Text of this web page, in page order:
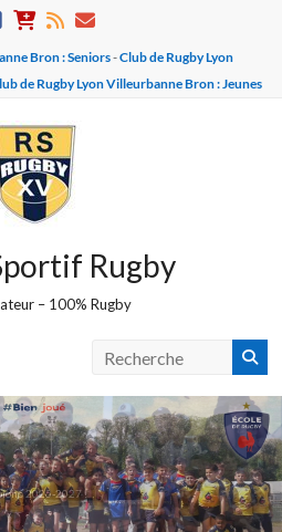
Bron : Seniors-Club de Rugby Lyon
de Rugby Lyon Villeurbanne Bron : Jeunes
Rugby
– 100% Rugby
2026-2027 !